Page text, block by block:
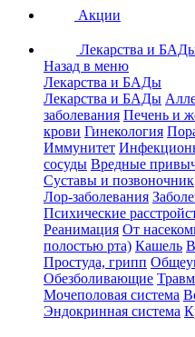
Акции
Лекарства и
Назад в меню
Лекарства и БАДы
Лекарства и БАДы
заболевания Печень и
крови Гинекология
Иммунитет
сосуды Вредные
Суставы и позвоночник
Лор-заболевания
Психические
Реанимация От
полостью рта) Кашель
Простуда, грипп
Обезболивающие
Мочеполовая система
Эндокринная система